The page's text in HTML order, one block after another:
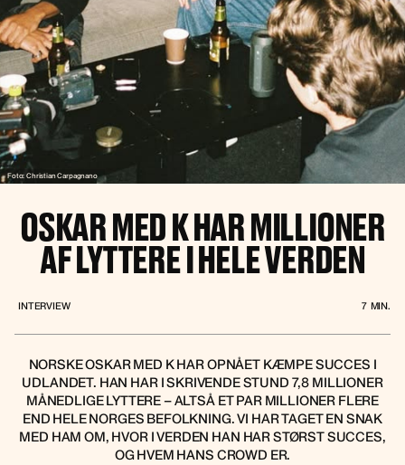
Foto: Christian Carpagnano
OSKAR MED K HAR MILLIONER
AF LYTTERE I HELE VERDEN
INTERVIEW 7 MIN.
NORSKE OSKAR MED K HAR OPNÅET KÆMPE SUCCES I
UDLANDET. HAN HAR I SKRIVENDE STUND 7,8 MILLIONER
MÅNEDLIGE LYTTERE – ALTSÅ ET PAR MILLIONER FLERE
END HELE NORGES BEFOLKNING. VI HAR TAGET EN SNAK
MED HAM OM, HVOR I VERDEN HAN HAR STØRST SUCCES,
OG HVEM HANS CROWD ER.